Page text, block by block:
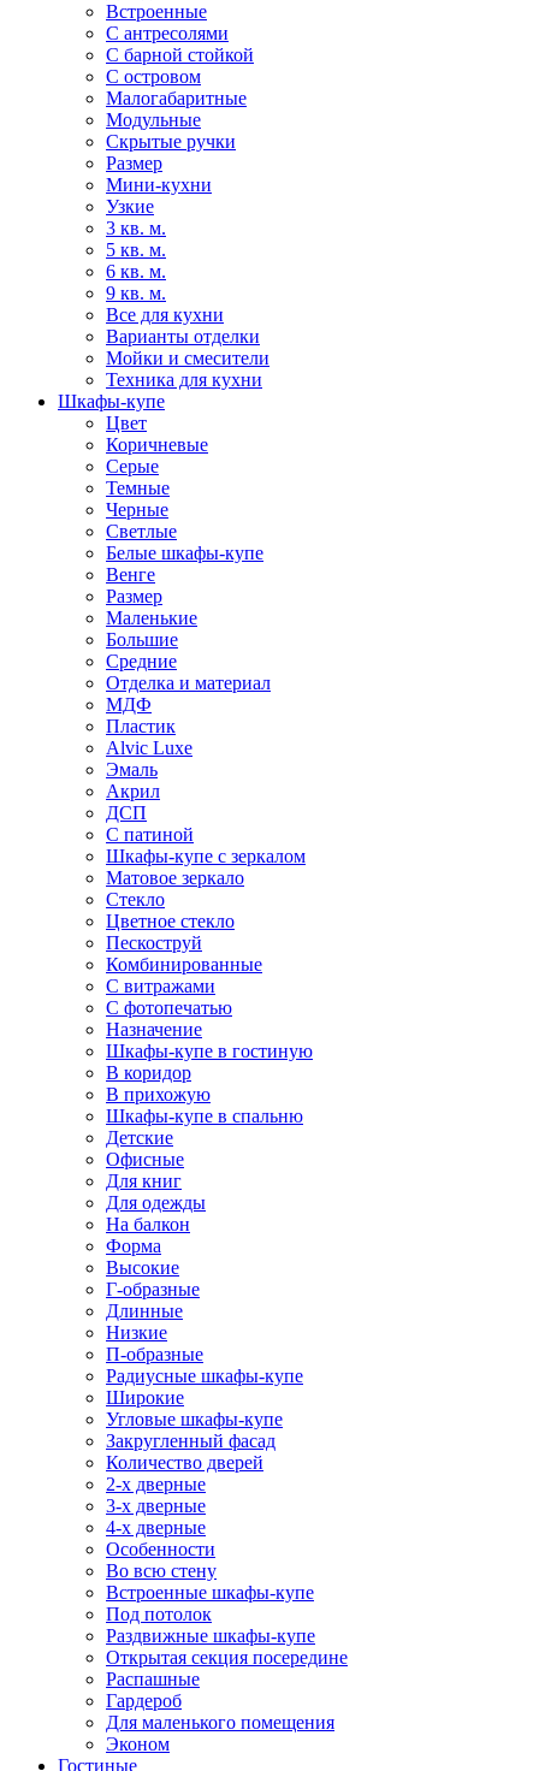
Встроенные
С антресолями
С барной стойкой
С островом
Малогабаритные
Модульные
Скрытые ручки
Размер
Мини-кухни
Узкие
3 кв. м.
5 кв. м.
6 кв. м.
9 кв. м.
Все для кухни
Варианты отделки
Мойки и смесители
Техника для кухни
Шкафы-купе
Цвет
Коричневые
Серые
Темные
Черные
Светлые
Белые шкафы-купе
Венге
Размер
Маленькие
Большие
Средние
Отделка и материал
МДФ
Пластик
Alvic Luxe
Эмаль
Акрил
ДСП
С патиной
Шкафы-купе с зеркалом
Матовое зеркало
Стекло
Цветное стекло
Пескоструй
Комбинированные
С витражами
С фотопечатью
Назначение
Шкафы-купе в гостиную
В коридор
В прихожую
Шкафы-купе в спальню
Детские
Офисные
Для книг
Для одежды
На балкон
Форма
Высокие
Г-образные
Длинные
Низкие
П-образные
Радиусные шкафы-купе
Широкие
Угловые шкафы-купе
Закругленный фасад
Количество дверей
2-х дверные
3-х дверные
4-х дверные
Особенности
Во всю стену
Встроенные шкафы-купе
Под потолок
Раздвижные шкафы-купе
Открытая секция посередине
Распашные
Гардероб
Для маленького помещения
Эконом
Гостиные